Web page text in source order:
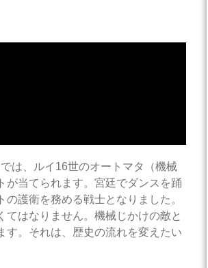
は、ルイ16世のオートマタ（機械
が当てられます。宮廷でダンスを踊
護衛を務める戦士となりました。
はなりません。機械じかけの敵と
す。それは、歴史の流れを変えたい